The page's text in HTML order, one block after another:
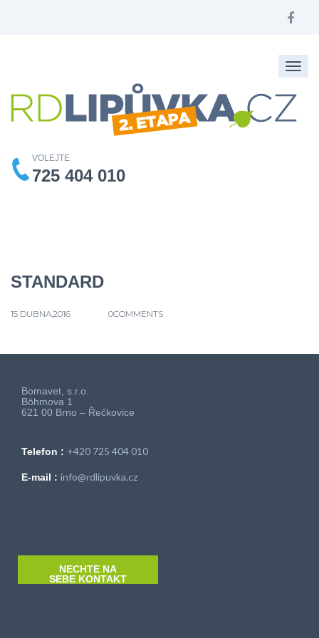
VOLEJTE
725 404 010
STANDARD
15 DUBNA,2016 0COMMENTS
Bomavet, s.r.o.
Böhmova 1
621 00 Brno – Řečkovice
Telefon : +420 725 404 010
E-mail : info@rdlipuvka.cz
NECHTE NA
SEBE KONTAKT